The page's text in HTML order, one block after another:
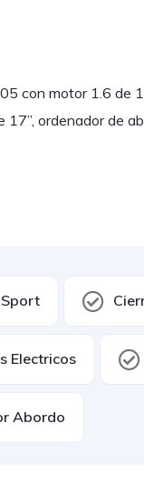
con motor 1.6 de
17”, ordenador de
Electricos
Abordo